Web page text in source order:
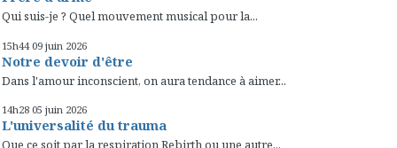
Qui suis-je ? Quel mouvement musical pour la...
15h44 09 juin 2026
Notre devoir d'être
Dans l'amour inconscient, on aura tendance à aimer...
14h28 05 juin 2026
L'universalité du trauma
Que ce soit par la respiration Rebirth ou une autre...